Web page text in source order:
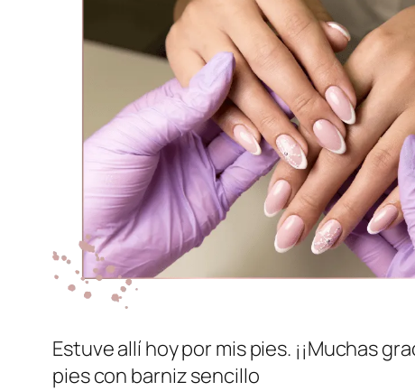
Estuve allí hoy por mis pies. ¡¡Muchas
pies con barniz sencillo